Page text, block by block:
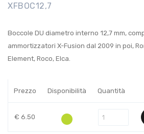
XFBOC12,7
Boccole DU diametro interno 12,7 mm,
ammortizzatori X-Fusion dal 2009 in poi,
Element, Roco, Elca.
Prezzo Disponibilità Quantità
€ 6.50